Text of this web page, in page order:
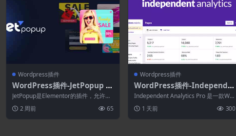
Wordpress插件
WordPress插件-JetPopup 2.
2.1.1–适用于Elementor的Wo
rdPress弹出窗口构建器
JetPopup是Elementor的插件，允许创
2 周前 65
Wordpress插件
WordPress插件-Independe
nt Analytics Pro 2.15.2–Wo
rdPress的Google Analytics
替代品
Independent Analytics Pro 是一款Wor
1 天前 300